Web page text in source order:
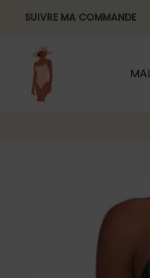
contenu
SUIVRE MA COMMANDE